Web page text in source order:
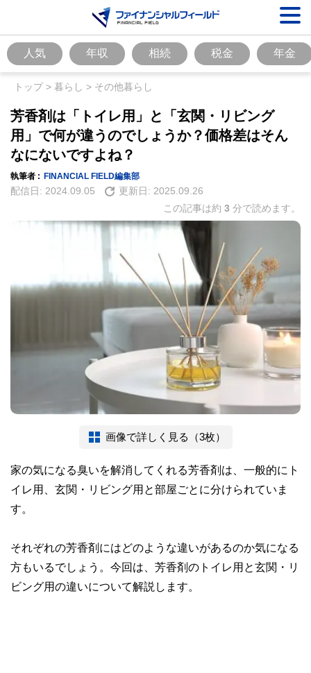
人気 年収 相続 税金 年金
トップ> 暮らし > その他暮らし
芳香剤は「トイレ用」と「玄関・リビング
用」で何が違うのでしょうか？価格差はそん
なにないですよね？
執筆者 : FINANCIAL FIELD編集部
配信日: 2024.09.05 更新日: 2025.09.26
この記事は約 3 分で読めます。
画像で詳しく見る（3枚）
家の気になる臭いを解消してくれる芳香剤は、一般的にト
イレ用、玄関・リビング用と部屋ごとに分けられていま
す。
それぞれの芳香剤にはどのような違いがあるのか気になる
方もいるでしょう。今回は、芳香剤のトイレ用と玄関・リ
ビング用の違いについて解説します。